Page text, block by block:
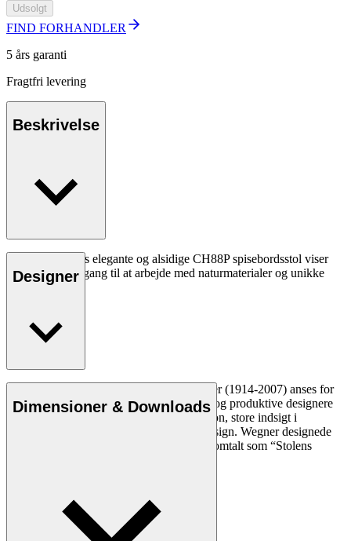
Udsolgt
FIND FORHANDLER
5 års garanti
Fragtfri levering
Beskrivelse
Hans J. Wegners elegante og alsidige CH88P spisebordsstol viser
hans legende tilgang til at arbejde med naturmaterialer og unikke
Designer
Den danske møbeldesigner Hans J. Wegner (1914-2007) anses for
at være en af de mest kreative, innovative og produktive designere
nogensinde. Han var kendt for sin præcision, store indsigt i
håndværk og kompromisløse tilgang til design. Wegner designede
næsten 500 stole i sin levetid og blev ofte omtalt som “Stolens
Dimensioner & Downloads